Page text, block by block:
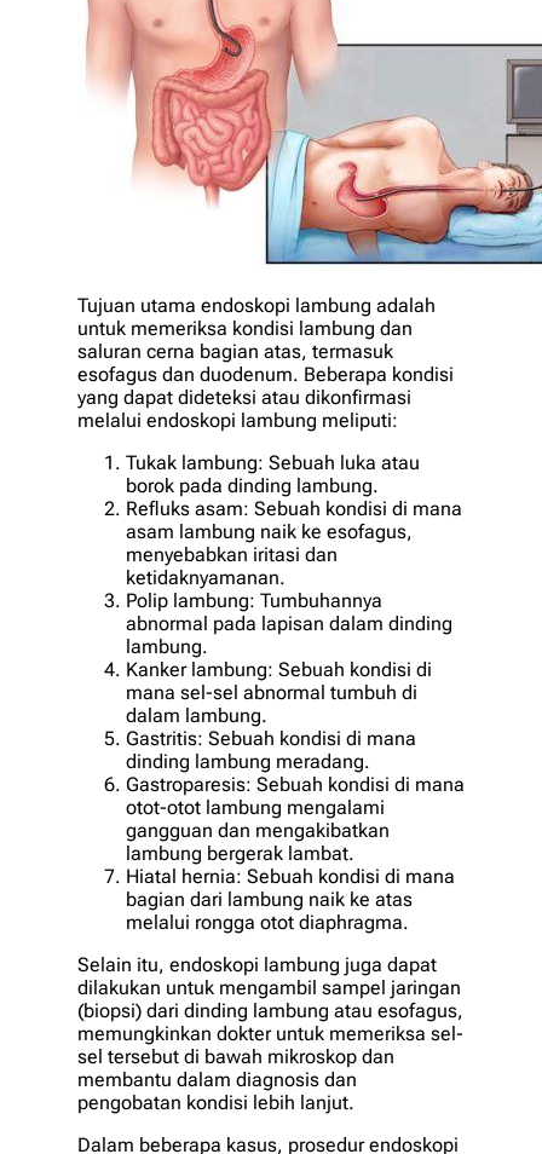
Tujuan utama endoskopi lambung adalah
untuk memeriksa kondisi lambung dan
saluran cerna bagian atas, termasuk
esofagus dan duodenum. Beberapa kondisi
yang dapat dideteksi atau dikonfirmasi
melalui endoskopi lambung meliputi:
Tukak lambung: Sebuah luka atau
borok pada dinding lambung.
Refluks asam: Sebuah kondisi di mana
asam lambung naik ke esofagus,
menyebabkan iritasi dan
ketidaknyamanan.
Polip lambung: Tumbuhannya
abnormal pada lapisan dalam dinding
lambung.
Kanker lambung: Sebuah kondisi di
mana sel-sel abnormal tumbuh di
dalam lambung.
Gastritis: Sebuah kondisi di mana
dinding lambung meradang.
Gastroparesis: Sebuah kondisi di mana
otot-otot lambung mengalami
gangguan dan mengakibatkan
lambung bergerak lambat.
Hiatal hernia: Sebuah kondisi di mana
bagian dari lambung naik ke atas
melalui rongga otot diaphragma.
Selain itu, endoskopi lambung juga dapat
dilakukan untuk mengambil sampel jaringan
(biopsi) dari dinding lambung atau esofagus,
memungkinkan dokter untuk memeriksa sel-
sel tersebut di bawah mikroskop dan
membantu dalam diagnosis dan
pengobatan kondisi lebih lanjut.
Dalam beberapa kasus, prosedur endoskopi